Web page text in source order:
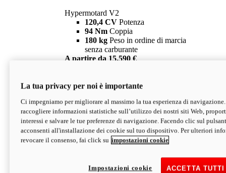
Hypermotard V2
120,4 CV Potenza
94 Nm Coppia
180 kg Peso in ordine di marcia
senza carburante
A partire da 15.590 €
V2 SP
Hypermotard V2 SP
120,4 CVPotenza
94 NmCoppia
177 kgPeso in ordine di marcia
senza carburante
Depotenziata 35 kW: 18.890 € i
configura scopri di più
La tua privacy per noi è importante
Ci impegniamo per migliorare al massimo la tua esperienza di
raccogliere informazioni statistiche sull’utilizzo dei nostri siti Web,
interessi e salvare le tue preferenze di navigazione. Facendo clic sul
acconsenti all'installazione dei cookie sul tuo dispositivo. Per ulteriori
revocare il consenso, fai click su impostazioni cookie
ACCETTA
Impostazioni cookie